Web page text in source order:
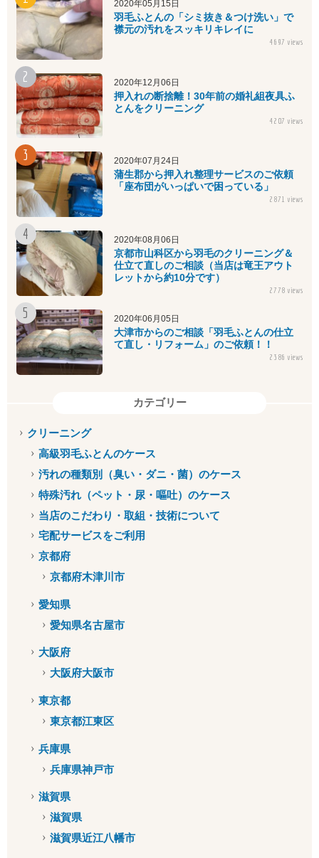
2020年05月15日
羽毛ふとんの「シミ抜き＆つけ洗い」で
襟元の汚れをスッキリキレイに
4697 views
2020年12月06日
押入れの断捨離！30年前の婚礼組夜具ふ
とんをクリーニング
4207 views
2020年07月24日
蒲生郡から押入れ整理サービスのご依頼
「座布団がいっぱいで困っている」
2871 views
2020年08月06日
京都市山科区から羽毛のクリーニング＆
仕立て直しのご相談（当店は竜王アウト
レットから約10分です）
2778 views
2020年06月05日
大津市からのご相談「羽毛ふとんの仕立
て直し・リフォーム」のご依頼！！
2386 views
カテゴリー
クリーニング
高級羽毛ふとんのケース
汚れの種類別（臭い・ダニ・菌）のケース
特殊汚れ（ペット・尿・嘔吐）のケース
当店のこだわり・取組・技術について
宅配サービスをご利用
京都府
京都府木津川市
愛知県
愛知県名古屋市
大阪府
大阪府大阪市
東京都
東京都江東区
兵庫県
兵庫県神戸市
滋賀県
滋賀県
滋賀県近江八幡市